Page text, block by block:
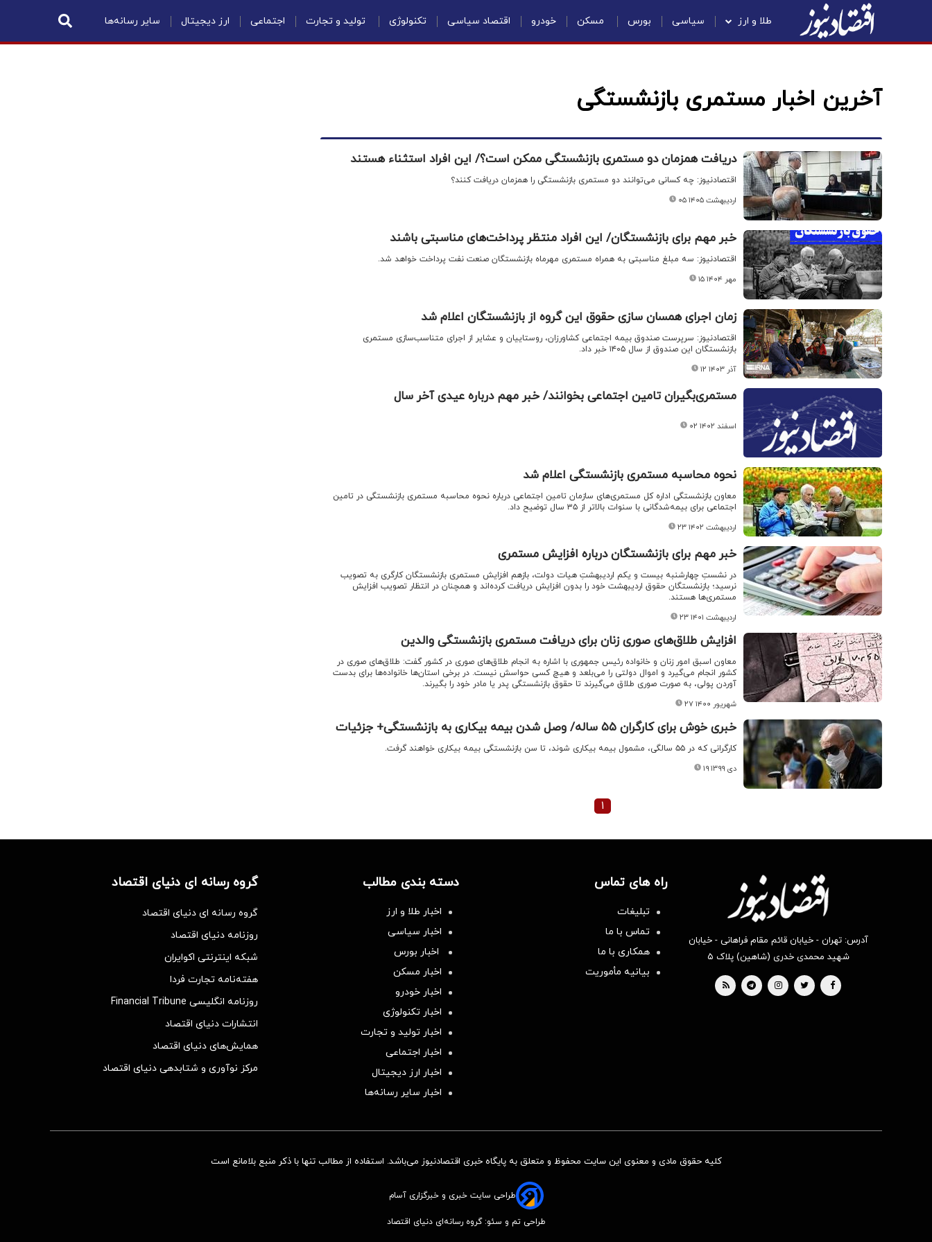
طلا و ارز سیاسی بورس مسکن خودرو اقتصاد سیاسی تکنولوژی تولید و تجارت اجتماعی ارز دیجیتال سایر رسانه‌ها
آخرین اخبار مستمری بازنشستگی
دریافت همزمان دو مستمری بازنشستگی ممکن است؟/ این افراد استثناء هستند
اقتصادنیوز: چه کسانی می‌توانند دو مستمری بازنشستگی را همزمان دریافت کنند؟
۰۵ اردیبهشت ۱۴۰۵
خبر مهم برای بازنشستگان/ این افراد منتظر پرداخت‌های مناسبتی باشند
اقتصادنیوز: سه مبلغ مناسبتی به همراه مستمری مهرماه بازنشستگان صنعت نفت پرداخت خواهد شد.
۱۵ مهر ۱۴۰۴
زمان اجرای همسان سازی حقوق این گروه از بازنشستگان اعلام شد
اقتصادنیوز: سرپرست صندوق بیمه اجتماعی کشاورزان، روستاییان و عشایر از اجرای متناسب‌سازی مستمری
بازنشستگان این صندوق از سال ۱۴۰۵ خبر داد.
۱۲ آذر ۱۴۰۳
مستمری‌بگیران تامین اجتماعی بخوانند/ خبر مهم درباره عیدی آخر سال
۰۲ اسفند ۱۴۰۲
نحوه محاسبه مستمری بازنشستگی اعلام شد
معاون بازنشستگی اداره کل مستمری‌های سازمان تامین اجتماعی درباره نحوه محاسبه مستمری بازنشستگی در تامین
اجتماعی برای بیمه‌شدگانی با سنوات بالاتر از ۳۵ سال توضیح داد.
۲۳ اردیبهشت ۱۴۰۲
خبر مهم برای بازنشستگان درباره افزایش مستمری
در نشستِ چهارشنبه بیست و یکم اردیبهشتِ هیات دولت، بازهم افزایش مستمری بازنشستگان کارگری به تصویب
نرسید؛ بازنشستگان حقوق اردیبهشت خود را بدون افزایش دریافت کرده‌اند و همچنان در انتظار تصویب افزایش
مستمری‌ها هستند.
۲۳ اردیبهشت ۱۴۰۱
افزایش طلاق‌های صوری زنان برای دریافت مستمری بازنشستگی والدین
‌معاون اسبق امور زنان و خانواده رئیس جمهوری با اشاره به انجام طلاق‌های صوری در کشور گفت: طلاق‌های صوری در
کشور انجام می‌گیرد و اموال دولتی را می‌بلعد و هیچ کسی حواسش نیست. در برخی استان‌ها خانواده‌ها برای بدست
آوردن پولی، به صورت صوری طلاق می‌گیرند تا حقوق بازنشستگی پدر یا مادر خود را بگیرند.
۲۷ شهریور ۱۴۰۰
خبری خوش برای کارگران ۵۵ ساله/ وصل شدن بیمه بیکاری به بازنشستگی+ جزئیات
کارگرانی که در ۵۵ سالگی، مشمول بیمه بیکاری شوند، تا سن بازنشستگی بیمه بیکاری خواهند گرفت.
۱۹ دی ۱۳۹۹
۱
آدرس: تهران - خیابان قائم مقام فراهانی - خیابان
شهید محمدی خدری (شاهین) پلاک ۵
راه های تماس
تبلیغات
تماس با ما
همکاری با ما
بیانیه مأموریت
دسته بندی مطالب
اخبار طلا و ارز
اخبار سیاسی
اخبار بورس
اخبار مسکن
اخبار خودرو
اخبار تکنولوژی
اخبار تولید و تجارت
اخبار اجتماعی
اخبار ارز دیجیتال
اخبار سایر رسانه‌‌ها
گروه رسانه ای دنیای اقتصاد
گروه رسانه ای دنیای اقتصاد
روزنامه دنیای اقتصاد
شبکه اینترنتی اکوایران
هفته‌نامه تجارت فردا
روزنامه انگلیسی Financial Tribune
انتشارات دنیای اقتصاد
همایش‌های دنیای اقتصاد
مرکز نوآوری و شتابدهی دنیای اقتصاد
کلیه حقوق مادی و معنوی این سایت محفوظ و متعلق به پایگاه خبری اقتصادنیوز می‌باشد. استفاده از مطالب تنها با ذکر منبع بلامانع است
طراحی سایت خبری و خبرگزاری آسام
طراحی تم و سئو: گروه رسانه‌ای دنیای اقتصاد